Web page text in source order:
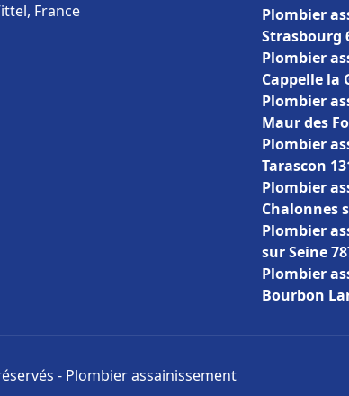
France
Plombier
Strasbourg
Plombier
Cappelle la
Plombier
Maur des
Plombier
Tarascon
Plombier
Chalonnes
Plombier
sur Seine
Plombier
Bourbon
- Plombier assainissement